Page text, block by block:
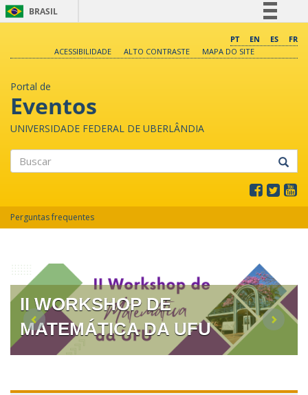
BRASIL
Comunica BR
PT EN ES
FR
ACESSIBILIDADE
ALTO CONTRASTE MAPA DO SITE
Portal de
Eventos
UNIVERSIDADE FEDERAL DE UBERLÂNDIA
Perguntas frequentes
II WORKSHOP DE
MATEMÁTICA DA UFU